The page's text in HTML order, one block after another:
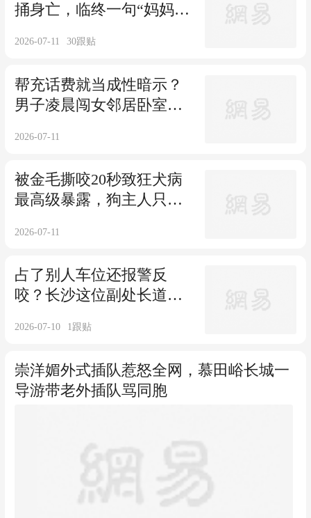
捅身亡，临终一句“妈妈我
2026-07-11 30跟贴
帮充话费就当成性暗示？
男子凌晨闯女邻居卧室获
2026-07-11
被金毛撕咬20秒致狂犬病
最高级暴露，狗主人只愿
2026-07-11
占了别人车位还报警反
咬？长沙这位副处长道歉
2026-07-10 1跟贴
崇洋媚外式插队惹怒全网，慕田峪长城一
导游带老外插队骂同胞